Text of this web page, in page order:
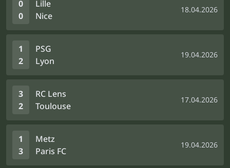
0
0
Lille
Nice
18.04.2026
1
2
PSG
Lyon
19.04.2026
3
2
RC Lens
Toulouse
17.04.2026
1
3
Metz
Paris FC
19.04.2026